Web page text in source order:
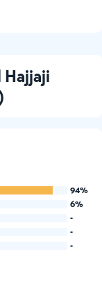
Hajjaji
94%
6%
-
-
-